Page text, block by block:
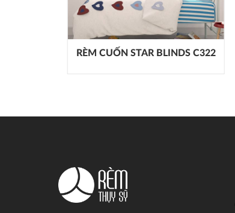
RÈM CUỐN STAR BLINDS C322